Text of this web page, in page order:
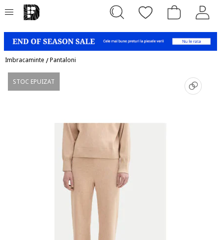
Imbracaminte /Pantaloni
STOC EPUIZAT